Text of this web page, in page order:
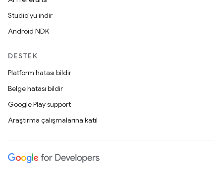
Studio'yu indir
Android NDK
DESTEK
Platform hatası bildir
Belge hatası bildir
Google Play support
Araştırma çalışmalarına katıl